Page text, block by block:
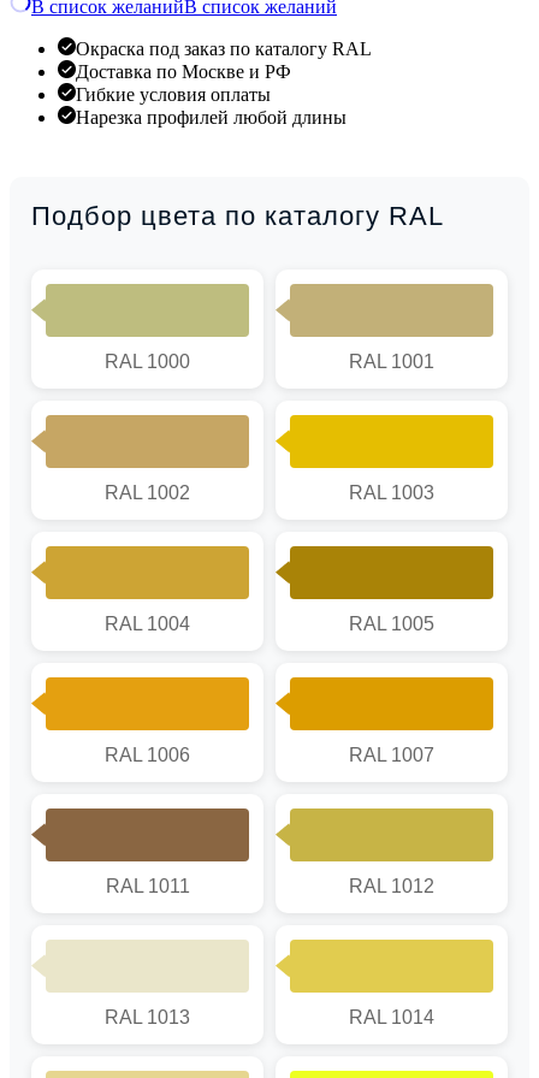
В список желанийВ список желаний
Окраска под заказ по каталогу RAL
Доставка по Москве и РФ
Гибкие условия оплаты
Нарезка профилей любой длины
Подбор цвета по каталогу RAL
RAL 1000 RAL 1001
RAL 1002 RAL 1003
RAL 1004 RAL 1005
RAL 1006 RAL 1007
RAL 1011 RAL 1012
RAL 1013 RAL 1014